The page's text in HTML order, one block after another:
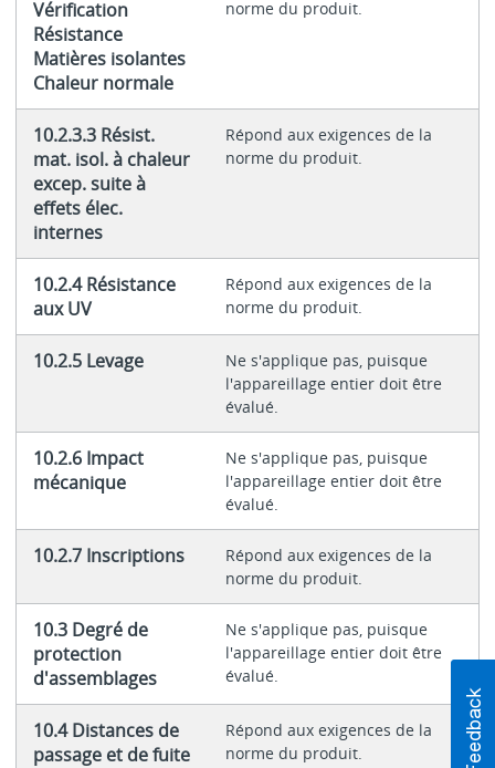
Vérification
Résistance
Matières isolantes
Chaleur normale
norme du produit.
10.2.3.3 Résist.
mat. isol. à chaleur
excep. suite à
effets élec.
internes
Répond aux exigences de la
norme du produit.
10.2.4 Résistance
aux UV
Répond aux exigences de la
norme du produit.
10.2.5 Levage
Ne s'applique pas, puisque
l'appareillage entier doit être
évalué.
10.2.6 Impact
mécanique
Ne s'applique pas, puisque
l'appareillage entier doit être
évalué.
10.2.7 Inscriptions
Répond aux exigences de la
norme du produit.
10.3 Degré de
protection
d'assemblages
Ne s'applique pas, puisque
l'appareillage entier doit être
évalué.
10.4 Distances de
passage et de fuite
Répond aux exigences de la
norme du produit.